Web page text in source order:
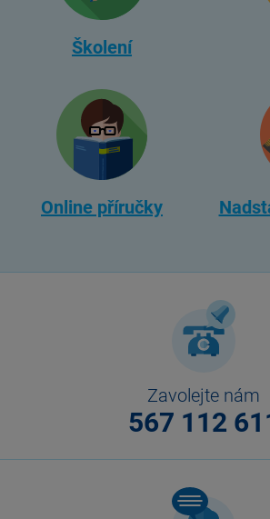
Školení
Online příručky
Zavolejte nám
567 112